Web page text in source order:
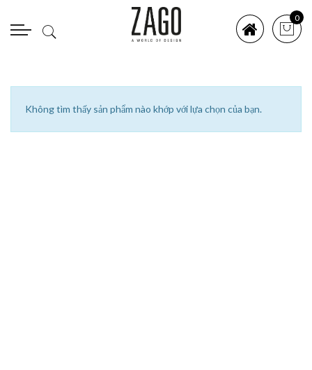
0
Không tìm thấy sản phẩm nào khớp với lựa chọn của bạn.